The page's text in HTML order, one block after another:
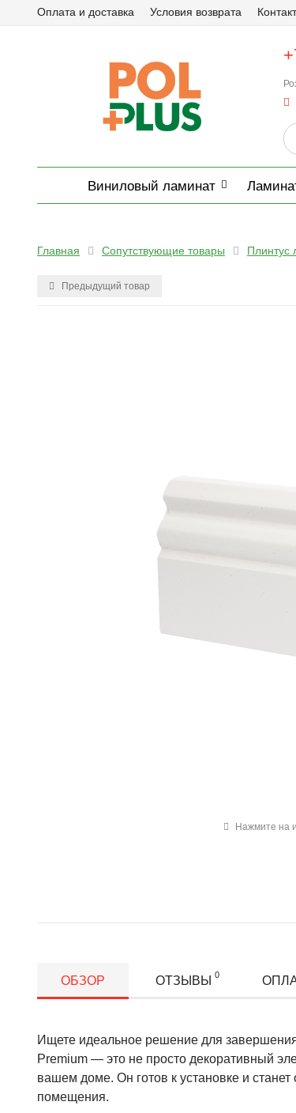
Оплата и доставка Условия возврата
Виниловый ламинат
Главная Сопутствующие товары
Предыдущий товар
Нажмите на
ОБЗОР ОТЗЫВЫ 0
Ищете идеальное решение для
Premium — это не просто декоративный
вашем доме. Он готов к установке и
помещения.